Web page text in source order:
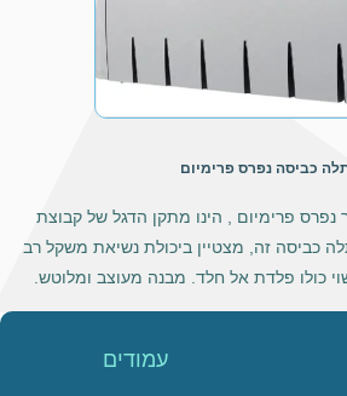
כביסה נפרס פרימיום
נפרס פרימיום , הינו מתקן הדגל של קבוצת
כביסה זה, מצטיין ביכולת נשיאת משקל רב
כולו פלדת אל חלד. מבנה מעוצב ומלוטש.
עמודים